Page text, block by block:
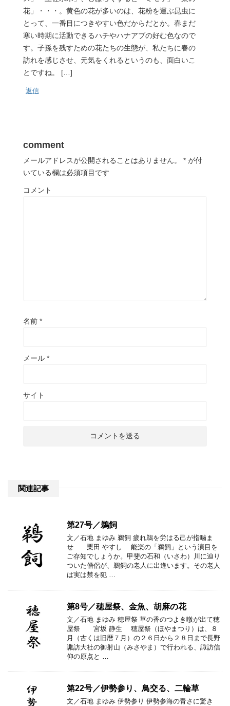
花」・・・。黄色の花が多いのは、花粉を運ぶ昆虫に
とって、一番目につきやすい色だからだとか。春まだ
寒い時期に活動できるハチやハナアブの好む色なので
す。子孫を残すための花たちの生態が、私たちに春の
訪れを感じさせ、元気をくれるというのも、面白いこ
とですね。 […]
返信
comment
メールアドレスが公開されることはありません。 * が付
いている欄は必須項目です
コメント
名前 *
メール *
サイト
関連記事
第27号／鵜飼
文／石地 まゆみ 鵜飼 疲れ鵜を労はる己が指噛ま
せ 栗田 やすし 能楽の「鵜飼」という演目を
ご存知でしょうか。甲斐の石和（いさわ）川に辿り
ついた僧侶が、鵜飼の老人に出逢います。その老人
は実は禁を犯 …
第8号／穂屋祭、金魚、胡麻の花
文／石地 まゆみ 穂屋祭 草の香のつよき暾が出て穂
屋祭 宮坂 静生 穂屋祭（ほやまつり）は、８
月（古くは旧暦７月）の２６日から２８日まで長野
諏訪大社の御射山（みさやま）で行われる、諏訪信
仰の原点と …
第22号／伊勢参り、鳥交る、二輪草
文／石地 まゆみ 伊勢参り 伊勢参海の青さに驚き